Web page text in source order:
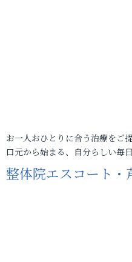
お一人おひとりに合う治療をご
口元から始まる、自分らしい毎
整体院エスコート・